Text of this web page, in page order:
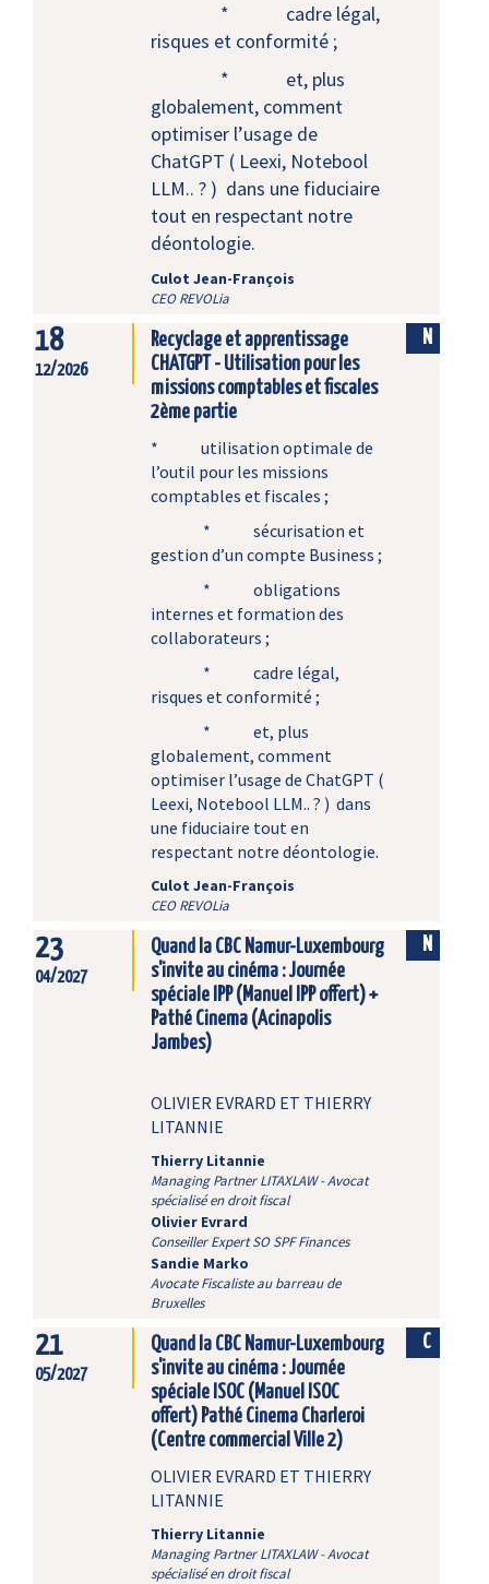
* cadre légal,
risques et conformité ;
* et, plus
globalement, comment
optimiser l’usage de
ChatGPT ( Leexi, Notebool
LLM.. ? ) dans une fiduciaire
tout en respectant notre
déontologie.
Culot Jean-François
CEO REVOLia
18
12/2026
Recyclage et apprentissage
CHATGPT - Utilisation pour les
missions comptables et fiscales
2ème partie
* utilisation optimale de
l’outil pour les missions
comptables et fiscales ;
* sécurisation et
gestion d’un compte Business ;
* obligations
internes et formation des
collaborateurs ;
* cadre légal,
risques et conformité ;
* et, plus
globalement, comment
optimiser l’usage de ChatGPT (
Leexi, Notebool LLM.. ? ) dans
une fiduciaire tout en
respectant notre déontologie.
Culot Jean-François
CEO REVOLia
N
23
04/2027
Quand la CBC Namur-Luxembourg
s'invite au cinéma : Journée
spéciale IPP (Manuel IPP offert) +
Pathé Cinema (Acinapolis
Jambes)
OLIVIER EVRARD ET THIERRY
LITANNIE
Thierry Litannie
Managing Partner LITAXLAW - Avocat
spécialisé en droit fiscal
Olivier Evrard
Conseiller Expert SO SPF Finances
Sandie Marko
Avocate Fiscaliste au barreau de
Bruxelles
N
21
05/2027
Quand la CBC Namur-Luxembourg
s'invite au cinéma : Journée
spéciale ISOC (Manuel ISOC
offert) Pathé Cinema Charleroi
(Centre commercial Ville 2)
OLIVIER EVRARD ET THIERRY
LITANNIE
Thierry Litannie
Managing Partner LITAXLAW - Avocat
spécialisé en droit fiscal
C